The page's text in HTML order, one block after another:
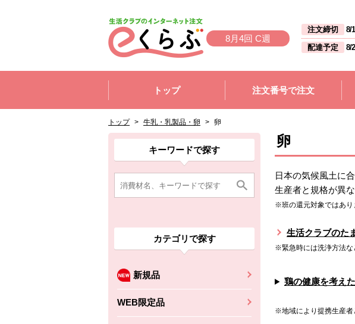
8月4回 C週
注文締切 8/
配達予定
8/
トップ
注文番号で注文
トップ > 牛乳・乳製品・卵 > 卵
ここから消費材検索メニューです。
キーワードで探す
カテゴリで探す
新規品
WEB限定品
消費材検索メニューここまで。
ここから本文です。
ここから組合員向けメニューです。
組合員向けメニューここまで。
ここから本文です。 卵
日本の気候風土に
生産者と規格が異な
※班の還元対象ではあり
生活クラブのた
※緊急時には洗浄方法な
鶏の健康を考え
※地域により提携生産者